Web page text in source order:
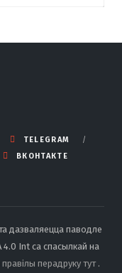
TELEGRAM
ВКОНТАКТЕ
дазваляецца паводле
4.0 Int са спасылкай на
перадруку тут.